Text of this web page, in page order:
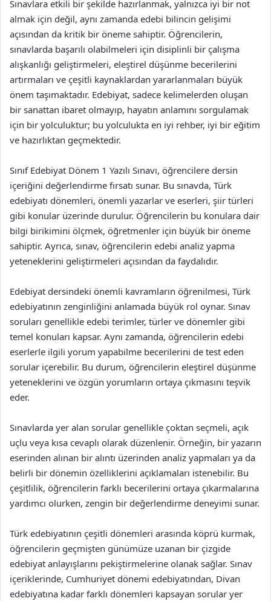
Sınavlara etkili bir şekilde hazırlanmak, yalnızca iyi bir not
almak için değil, aynı zamanda edebi bilincin gelişimi
açısından da kritik bir öneme sahiptir. Öğrencilerin,
sınavlarda başarılı olabilmeleri için disiplinli bir çalışma
alışkanlığı geliştirmeleri, eleştirel düşünme becerilerini
artırmaları ve çeşitli kaynaklardan yararlanmaları büyük
önem taşımaktadır. Edebiyat, sadece kelimelerden oluşan
bir sanattan ibaret olmayıp, hayatın anlamını sorgulamak
için bir yolculuktur; bu yolculukta en iyi rehber, iyi bir eğitim
ve hazırlıktan geçmektedir.
Sınıf Edebiyat Dönem 1 Yazılı Sınavı, öğrencilere dersin
içeriğini değerlendirme fırsatı sunar. Bu sınavda, Türk
edebiyatı dönemleri, önemli yazarlar ve eserleri, şiir türleri
gibi konular üzerinde durulur. Öğrencilerin bu konulara dair
bilgi birikimini ölçmek, öğretmenler için büyük bir öneme
sahiptir. Ayrıca, sınav, öğrencilerin edebi analiz yapma
yeteneklerini geliştirmeleri açısından da faydalıdır.
Edebiyat dersindeki önemli kavramların öğrenilmesi, Türk
edebiyatının zenginliğini anlamada büyük rol oynar. Sınav
soruları genellikle edebi terimler, türler ve dönemler gibi
temel konuları kapsar. Aynı zamanda, öğrencilerin edebi
eserlerle ilgili yorum yapabilme becerilerini de test eden
sorular içerebilir. Bu durum, öğrencilerin eleştirel düşünme
yeteneklerini ve özgün yorumların ortaya çıkmasını teşvik
eder.
Sınavlarda yer alan sorular genellikle çoktan seçmeli, açık
uçlu veya kısa cevaplı olarak düzenlenir. Örneğin, bir yazarın
eserinden alınan bir alıntı üzerinden analiz yapmaları ya da
belirli bir dönemin özelliklerini açıklamaları istenebilir. Bu
çeşitlilik, öğrencilerin farklı becerilerini ortaya çıkarmalarına
yardımcı olurken, zengin bir değerlendirme deneyimi sunar.
Türk edebiyatının çeşitli dönemleri arasında köprü kurmak,
öğrencilerin geçmişten günümüze uzanan bir çizgide
edebiyat anlayışlarını pekiştirmelerine olanak sağlar. Sınav
içeriklerinde, Cumhuriyet dönemi edebiyatından, Divan
edebiyatına kadar farklı dönemleri kapsayan sorular yer